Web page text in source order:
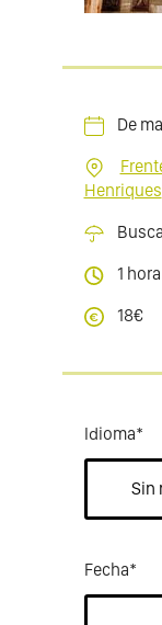
De
Henriques
1 hora
18€
Idioma*
Fecha*